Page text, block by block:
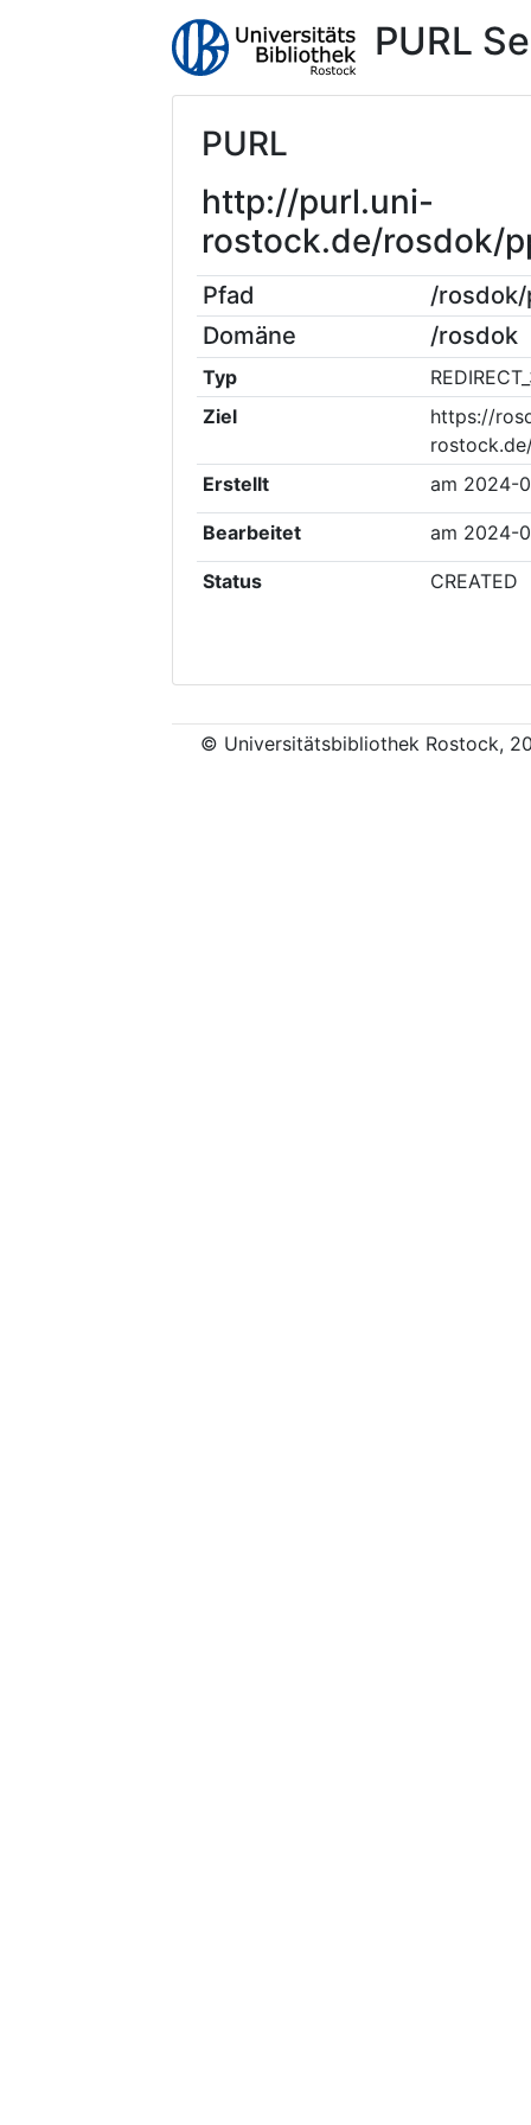
PURL
PURL
http://purl.uni-
rostock.de/rosdok/
Pfad
/rosdok/
Domäne
/rosdok
Typ
Ziel
https://
Erstellt
am 2024-
Bearbeitet am 2024-
Status CREATED
© Universitätsbibliothek Rostock,